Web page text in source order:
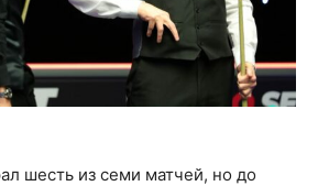
шесть из семи матчей, но до